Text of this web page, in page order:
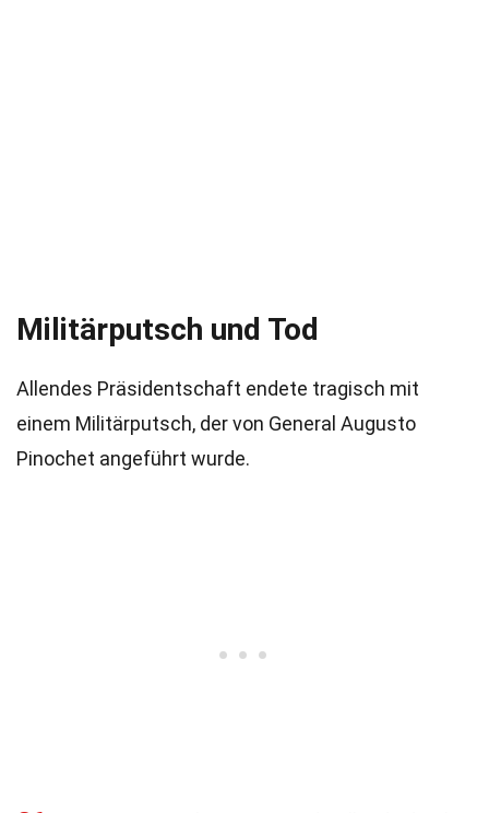
Militärputsch und Tod
Allendes Präsidentschaft endete tragisch mit
einem Militärputsch, der von General Augusto
Pinochet angeführt wurde.